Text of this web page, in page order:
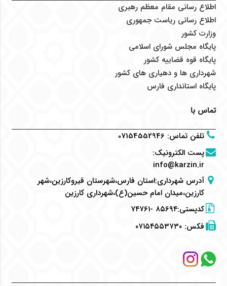
اطلاع رسانی مقام معظم رهبری
اطلاع رسانی ریاست جمهوری
وزارت کشور
پایگاه مجلس شورای اسلامی
پایگاه قوه قضاییه کشور
شهرداری ها و دهیاری های کشور
پایگاه استانداری فارس
تماس با
تلفن تماس:
07154552946
پست الکترونیک:
info@karzin.ir
آدرس شهرداری:استان فارس،شهرستان قیروکارزین،شهر
کارزین،میدان امام حسین(ع)،شهرداری کارزین
کدپستی:۸۵۶۹۴ -۷۴۷۶۱
فکس:۰۷۱۵۴۵۵۳۷۳۰